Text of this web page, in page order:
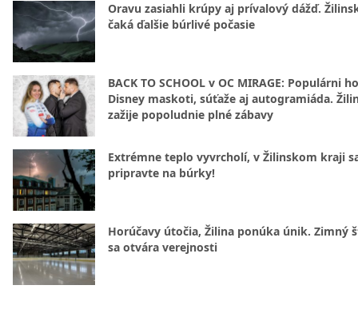
Oravu zasiahli krúpy aj prívalový dážď.
čaká ďalšie búrlivé počasie
BACK TO SCHOOL v OC MIRAGE: Populárni
Disney maskoti, súťaže aj autogramiáda.
zažije popoludnie plné zábavy
Extrémne teplo vyvrcholí, v Žilinskom kraji
pripravte na búrky!
Horúčavy útočia, Žilina ponúka únik. Zimný
sa otvára verejnosti